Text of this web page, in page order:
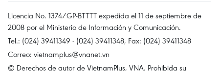
Licencia No. 1374/GP-BTTTT expedida el 11 de septiembre de
2008 por el Ministerio de Información y Comunicación.
Tel.: (024) 39411349 - (024) 39411348, Fax: (024) 39411348
Correo: vietnamplus@vnanet.vn
© Derechos de autor de VietnamPlus, VNA. Prohibida su